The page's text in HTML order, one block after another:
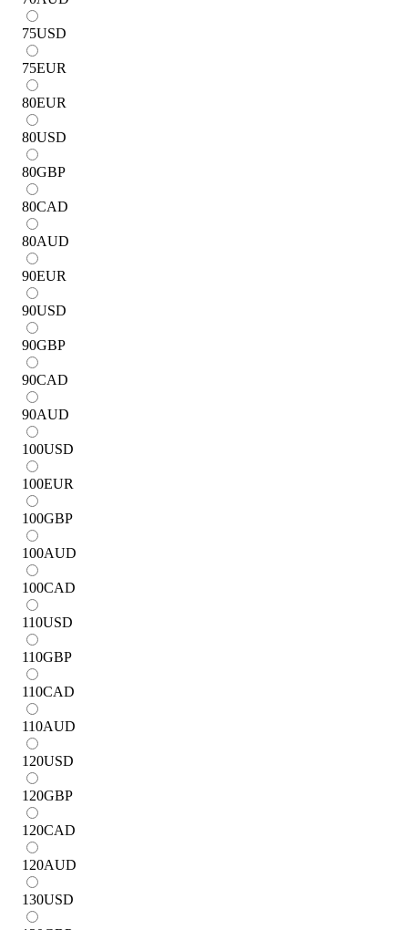
75USD
75EUR
80EUR
80USD
80GBP
80CAD
80AUD
90EUR
90USD
90GBP
90CAD
90AUD
100USD
100EUR
100GBP
100AUD
100CAD
110USD
110GBP
110CAD
110AUD
120USD
120GBP
120CAD
120AUD
130USD